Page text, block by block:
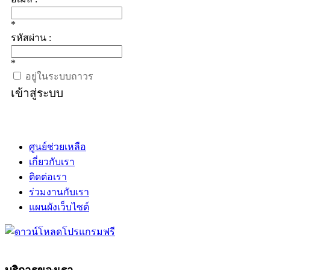
*
รหัสผ่าน :
*
อยู่ในระบบถาวร
เข้าสู่ระบบ
ศูนย์ช่วยเหลือ
เกี่ยวกับเรา
ติดต่อเรา
ร่วมงานกับเรา
แผนผังเว็บไซต์